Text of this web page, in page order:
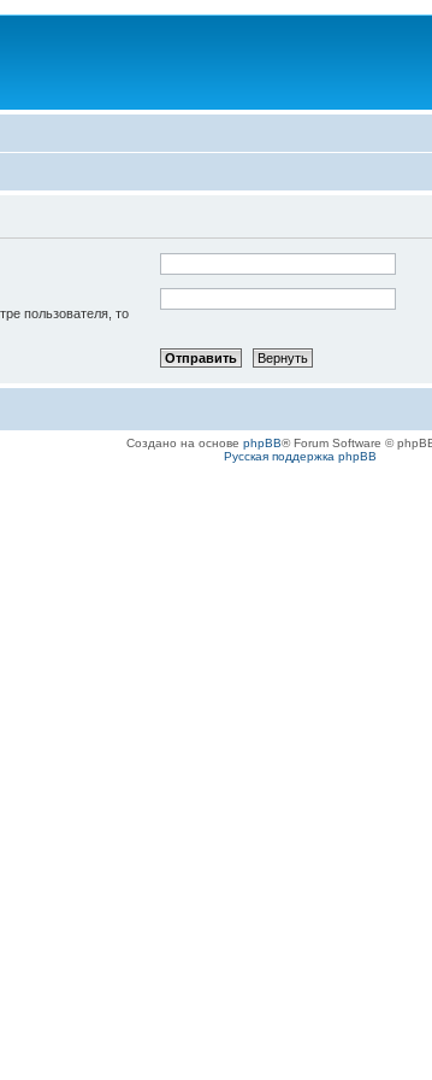
пользователя, то
Создано на основе phpBB® Forum Software ©
Русская поддержка phpBB